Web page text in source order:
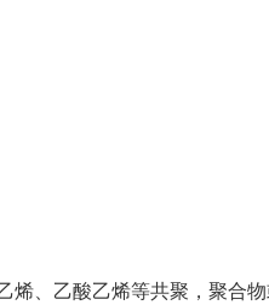
、乙酸乙烯等共聚，聚合